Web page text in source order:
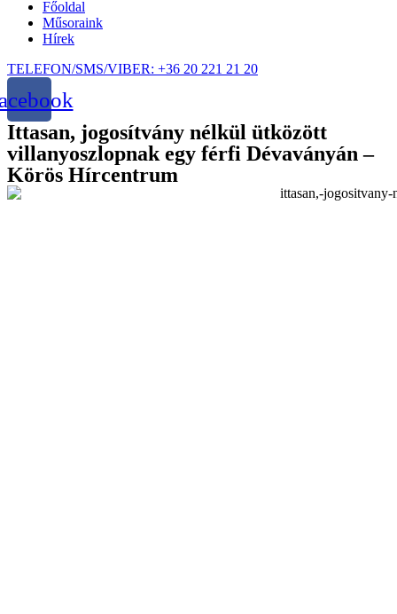
Főoldal
Műsoraink
Hírek
TELEFON/SMS/VIBER: +36 20 221 21 20
Ittasan, jogosítvány nélkül ütközött
villanyoszlopnak egy férfi Dévaványán –
Körös Hírcentrum